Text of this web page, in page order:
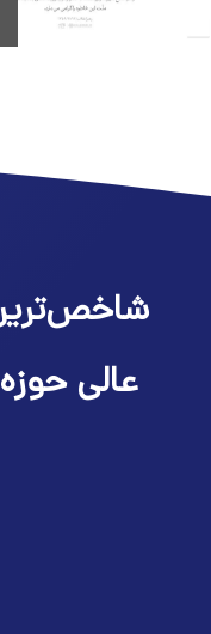
عالی